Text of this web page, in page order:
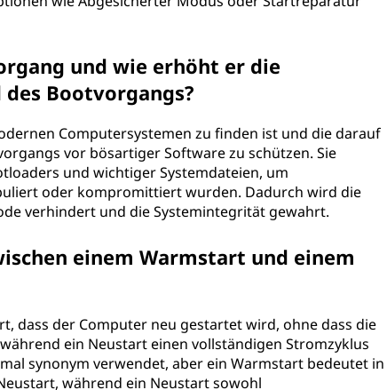
und wie erhöht er die
Bootvorgangs?
Computersystemen zu finden ist und die darauf
vor bösartiger Software zu schützen. Sie
und wichtiger Systemdateien, um
oder kompromittiert wurden. Dadurch wird die
verhindert und die Systemintegrität gewahrt.
einem Warmstart und einem
dass der Computer neu gestartet wird, ohne dass die
ein Neustart einen vollständigen Stromzyklus
synonym verwendet, aber ein Warmstart bedeutet in
während ein Neustart sowohl